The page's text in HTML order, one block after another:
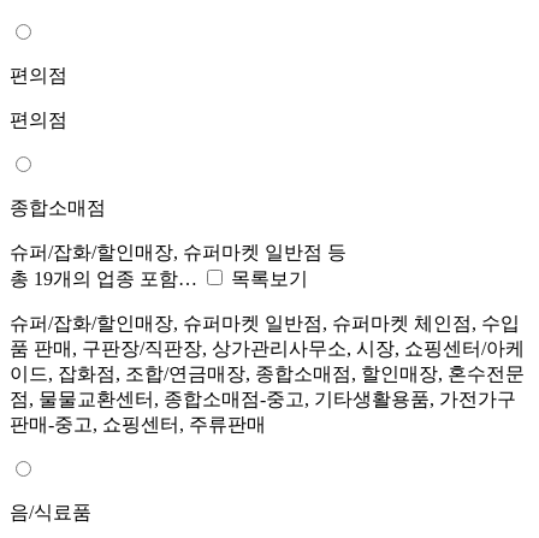
편의점
편의점
종합소매점
슈퍼/잡화/할인매장, 슈퍼마켓 일반점 등
총 19개의 업종 포함…
목록보기
슈퍼/잡화/할인매장, 슈퍼마켓 일반점, 슈퍼마켓 체인점, 수입
품 판매, 구판장/직판장, 상가관리사무소, 시장, 쇼핑센터/아케
이드, 잡화점, 조합/연금매장, 종합소매점, 할인매장, 혼수전문
점, 물물교환센터, 종합소매점-중고, 기타생활용품, 가전가구
판매-중고, 쇼핑센터, 주류판매
음/식료품